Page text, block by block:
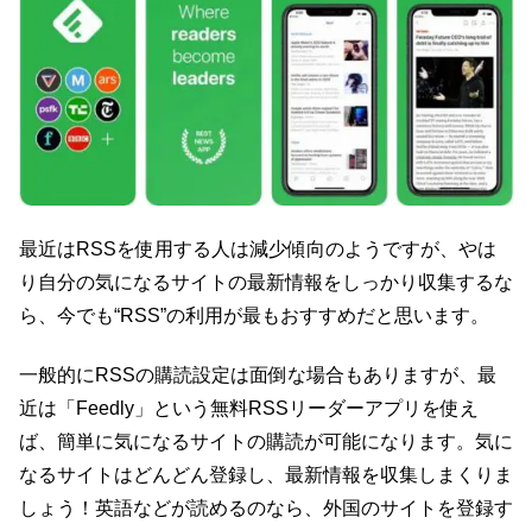
最近はRSSを使用する人は減少傾向のようですが、やは
り自分の気になるサイトの最新情報をしっかり収集するな
ら、今でも“RSS”の利用が最もおすすめだと思います。
一般的にRSSの購読設定は面倒な場合もありますが、最
近は「Feedly」という無料RSSリーダーアプリを使え
ば、簡単に気になるサイトの購読が可能になります。気に
なるサイトはどんどん登録し、最新情報を収集しまくりま
しょう！英語などが読めるのなら、外国のサイトを登録す